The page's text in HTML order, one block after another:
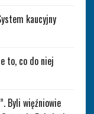
kaucyjny
to, co do niej
Byli więźniowie